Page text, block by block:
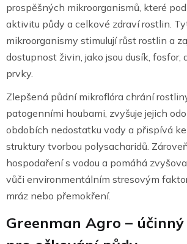
prospěšných mikroorganismů, které
aktivitu půdy a celkové zdraví rostlin.
mikroorganismy stimulují růst rostlin a
dostupnost živin, jako jsou dusík, fosfor,
prvky.
Zlepšená půdní mikroflóra chrání
patogenními houbami, zvyšuje jejich
obdobích nedostatku vody a přispívá
struktury tvorbou polysacharidů.
hospodaření s vodou a pomáhá
vůči environmentálním stresovým
mráz nebo přemokření.
Greenman Agro –